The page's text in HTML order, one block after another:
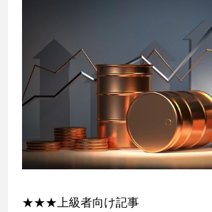
★★★上級者向け記事